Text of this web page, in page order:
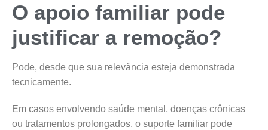
O apoio familiar pode
justificar a remoção?
Pode, desde que sua relevância esteja demonstrada
tecnicamente.
Em casos envolvendo saúde mental, doenças crônicas
ou tratamentos prolongados, o suporte familiar pode